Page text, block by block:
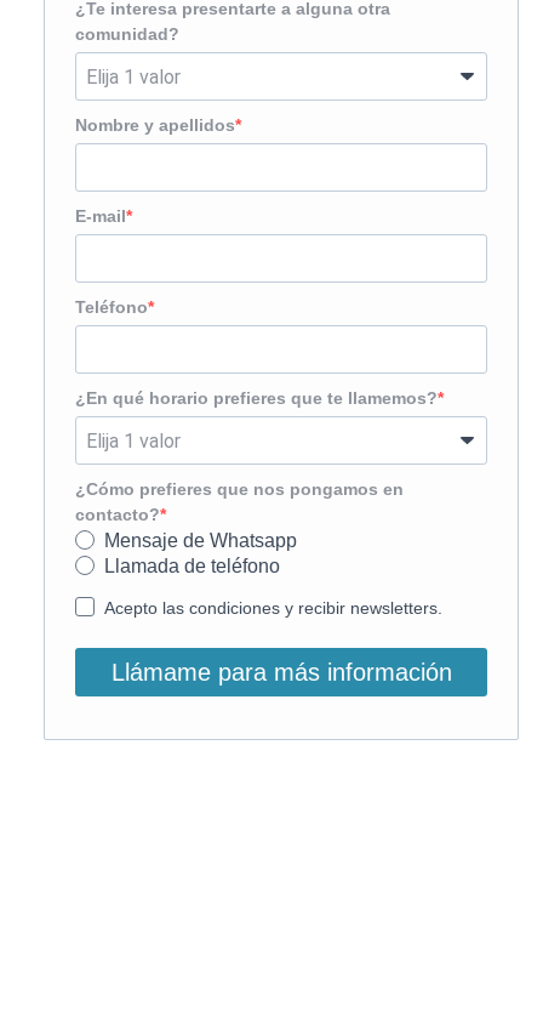
¿Te interesa presentarte a alguna otra
comunidad?
Nombre y apellidos
E-mail
Teléfono
¿En qué horario prefieres que te llamemos?
¿Cómo prefieres que nos pongamos en
contacto?
Mensaje de Whatsapp
Llamada de teléfono
Acepto las condiciones y recibir newsletters.
Llámame para más información